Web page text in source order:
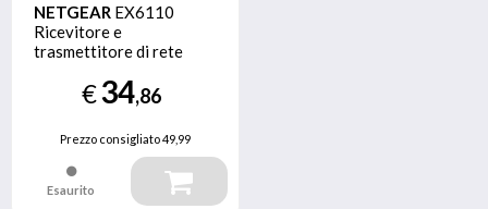
NETGEAR EX6110
Ricevitore e
trasmettitore di rete
€34,86
Prezzo consigliato49,99
Esaurito